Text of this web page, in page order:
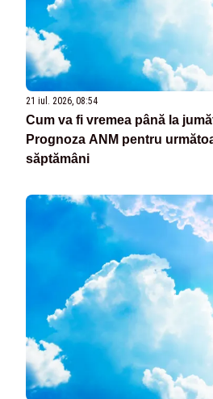
21 iul. 2026, 08:54
Cum va fi vremea până la
Prognoza ANM pentru
săptămâni